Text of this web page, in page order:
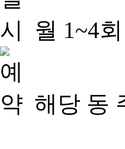
월 1~4회
해당 동